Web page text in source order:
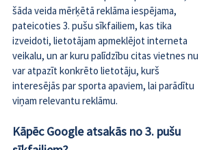
šāda veida mērķētā reklāma iespējama,
pateicoties 3. pušu sīkfailiem, kas tika
izveidoti, lietotājam apmeklējot interneta
veikalu, un ar kuru palīdzību citas vietnes nu
var atpazīt konkrēto lietotāju, kurš
interesējās par sporta apaviem, lai parādītu
viņam relevantu reklāmu.
Kāpēc Google atsakās no 3. pušu